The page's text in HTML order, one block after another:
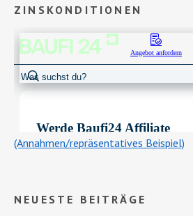
ZINSKONDITIONEN
(Annahmen/repräsentatives Beispiel)
NEUESTE BEITRÄGE